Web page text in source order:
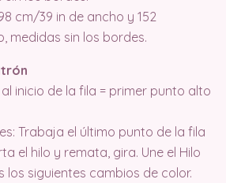
cm/39 in de ancho y 152
medidas sin los bordes.
inicio de la fila = primer punto alto
Trabaja el último punto de la fila
el hilo y remata, gira. Une el Hilo
los siguientes cambios de color.